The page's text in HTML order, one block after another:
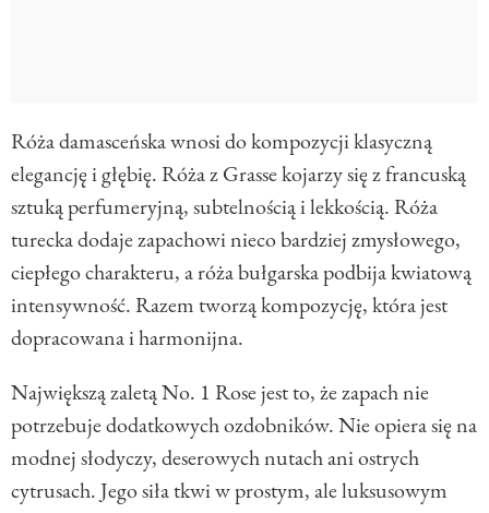
Róża damasceńska wnosi do kompozycji klasyczną
elegancję i głębię. Róża z Grasse kojarzy się z francuską
sztuką perfumeryjną, subtelnością i lekkością. Róża
turecka dodaje zapachowi nieco bardziej zmysłowego,
ciepłego charakteru, a róża bułgarska podbija kwiatową
intensywność. Razem tworzą kompozycję, która jest
dopracowana i harmonijna.
Największą zaletą No. 1 Rose jest to, że zapach nie
potrzebuje dodatkowych ozdobników. Nie opiera się na
modnej słodyczy, deserowych nutach ani ostrych
cytrusach. Jego siła tkwi w prostym, ale luksusowym